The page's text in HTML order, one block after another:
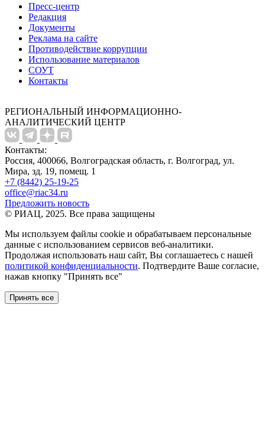
Пресс-центр
Редакция
Документы
Реклама на сайте
Противодействие коррупции
Использование материалов
СОУТ
Контакты
РЕГИОНАЛЬНЫЙ ИНФОРМАЦИОННО-
АНАЛИТИЧЕСКИЙ ЦЕНТР
Контакты:
Россия, 400066, Волгоградская область, г. Волгоград, ул.
Мира, зд. 19, помещ. 1
+7 (8442) 25-19-25
office@riac34.ru
Предложить новость
© РИАЦ, 2025. Все права защищены
Мы используем файлы сookie и обрабатываем персональные
данные с использованием сервисов веб-аналитики.
Продолжая использовать наш сайт, Вы соглашаетесь с нашей
политикой конфиденциальности. Подтвердите Ваше согласие,
нажав кнопку "Принять все"
Принять все